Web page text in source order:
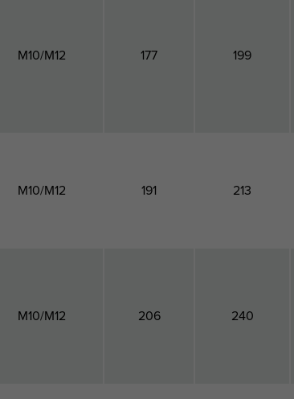
M10/M12 177 199
M10/M12 191 213
M10/M12 206 240